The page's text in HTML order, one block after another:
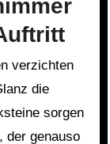
verzichten
die
sorgen
der genauso